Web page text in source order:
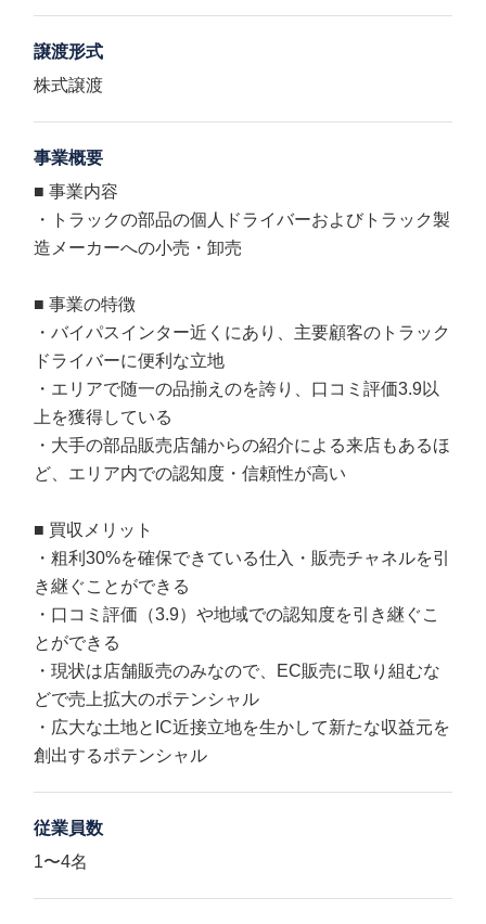
譲渡形式
株式譲渡
事業概要
■ 事業内容
・トラックの部品の個人ドライバーおよびトラック製
造メーカーへの小売・卸売
■ 事業の特徴
・バイパスインター近くにあり、主要顧客のトラック
ドライバーに便利な立地
・エリアで随一の品揃えのを誇り、口コミ評価3.9以
上を獲得している
・大手の部品販売店舗からの紹介による来店もあるほ
ど、エリア内での認知度・信頼性が高い
■ 買収メリット
・粗利30%を確保できている仕入・販売チャネルを引
き継ぐことができる
・口コミ評価（3.9）や地域での認知度を引き継ぐこ
とができる
・現状は店舗販売のみなので、EC販売に取り組むな
どで売上拡大のポテンシャル
・広大な土地とIC近接立地を生かして新たな収益元を
創出するポテンシャル
従業員数
1〜4名